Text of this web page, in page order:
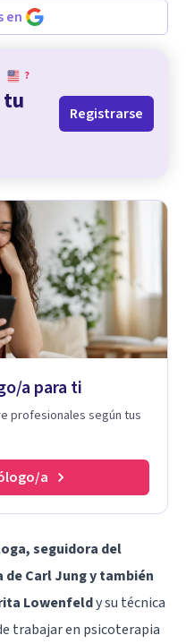
en
?
Registrarse
a para ti
profesionales según tus
a
seguidora del
Carl Jung y también
Lowenfeldy su técnica
trabajar en psicoterapia